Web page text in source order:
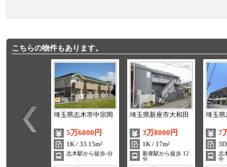
こちらの物件もあります。
埼玉県志木市中宗岡
5万6000円
1K / 33.15m²
志木駅から徒歩-分
埼玉県新座市大和田
3万8000円
1K / 17m²
新座駅から徒歩 12
分
埼玉県
7
志
分